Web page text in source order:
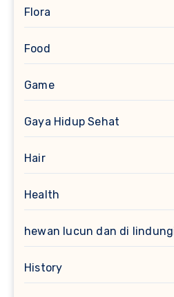
Flora
Food
Game
Gaya Hidup Sehat
Hair
Health
hewan lucun dan di
History